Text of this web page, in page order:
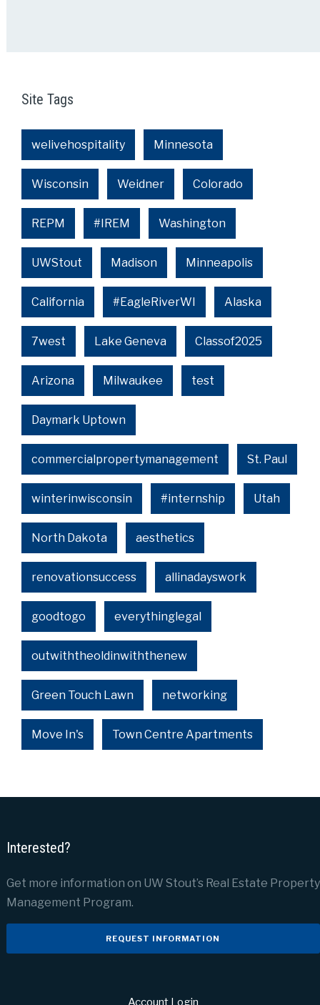
Site Tags
welivehospitality Minnesota
Wisconsin Weidner Colorado
REPM #IREM Washington
UWStout Madison Minneapolis
California #EagleRiverWI Alaska
7west Lake Geneva Classof2025
Arizona Milwaukee test
Daymark Uptown
commercialpropertymanagement St. Paul
winterinwisconsin #internship Utah
North Dakota aesthetics
renovationsuccess allinadayswork
goodtogo everythinglegal
outwiththeoldinwiththenew
Green Touch Lawn networking
Move In's Town Centre Apartments
Interested?
Get more information on UW Stout’s Real Estate Property
Management Program.
REQUEST INFORMATION
Account Login